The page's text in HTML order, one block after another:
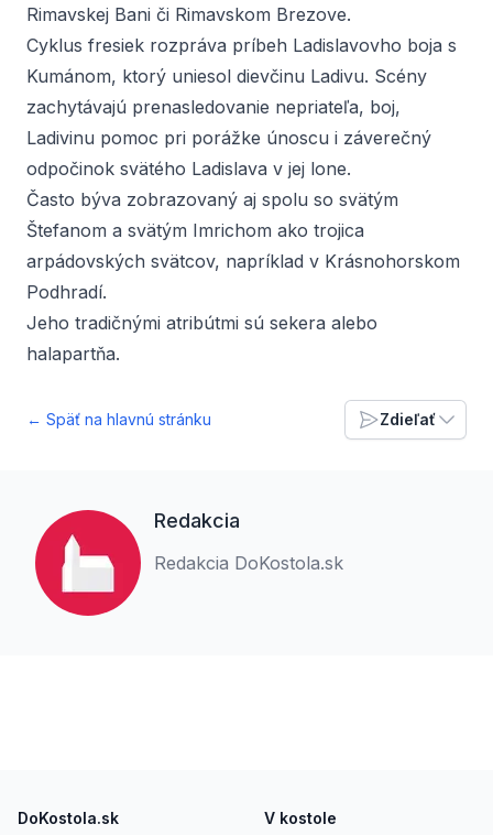
Rimavskej Bani či Rimavskom Brezove.
Cyklus fresiek rozpráva príbeh Ladislavovho boja s
Kumánom, ktorý uniesol dievčinu Ladivu. Scény
zachytávajú prenasledovanie nepriateľa, boj,
Ladivinu pomoc pri porážke únoscu i záverečný
odpočinok svätého Ladislava v jej lone.
Často býva zobrazovaný aj spolu so svätým
Štefanom a svätým Imrichom ako trojica
arpádovských svätcov, napríklad v Krásnohorskom
Podhradí.
Jeho tradičnými atribútmi sú sekera alebo
halapartňa.
← Späť na hlavnú stránku Zdieľať
Redakcia
Redakcia DoKostola.sk
DoKostola.sk V kostole